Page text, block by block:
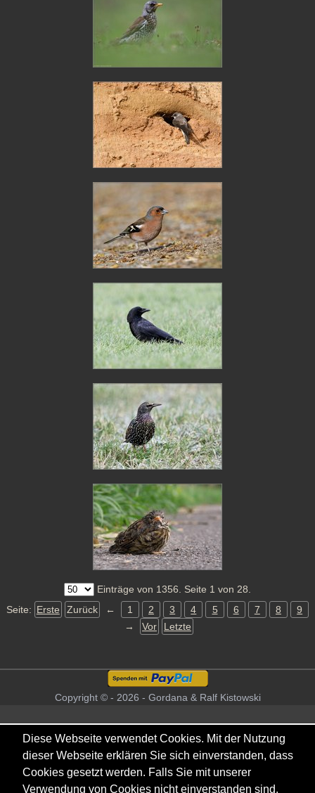
Einträge von 1356. Seite 1 von 28.
Seite: Erste Zurück ← 1 2 3 4 5 6 7 8
9
→
Vor Letzte
Copyright © - 2026 - Gordana & Ralf Kistowski
Diese Webseite verwendet Cookies. Mit der Nutzung
dieser Webseite erklären Sie sich einverstanden, dass
Cookies gesetzt werden. Falls Sie mit unserer
Verwendung von Cookies nicht einverstanden sind,